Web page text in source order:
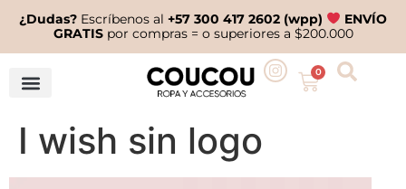
¿Dudas? Escríbenos al+57 300 417 2602 (wpp)
ENVÍO
GRATISpor compras = o superiores a $200.000
0
I wish sin logo